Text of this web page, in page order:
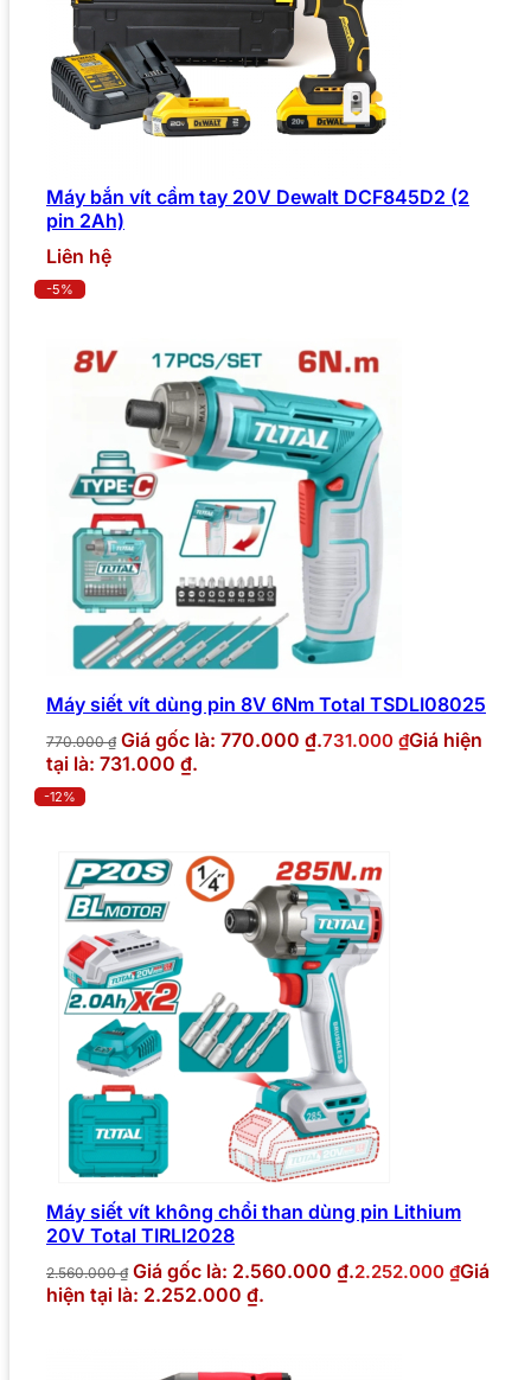
Máy bắn vít cầm tay 20V Dewalt DCF845D2 (2
pin 2Ah)
Liên hệ
-5%
Máy siết vít dùng pin 8V 6Nm Total TSDLI08025
770.000₫ Giá gốc là: 770.000 ₫.731.000 ₫Giá hiện
tại là: 731.000 ₫.
-12%
Máy siết vít không chổi than dùng pin Lithium
20V Total TIRLI2028
2.560.000₫ Giá gốc là: 2.560.000 ₫.2.252.000 ₫Giá
hiện tại là: 2.252.000 ₫.